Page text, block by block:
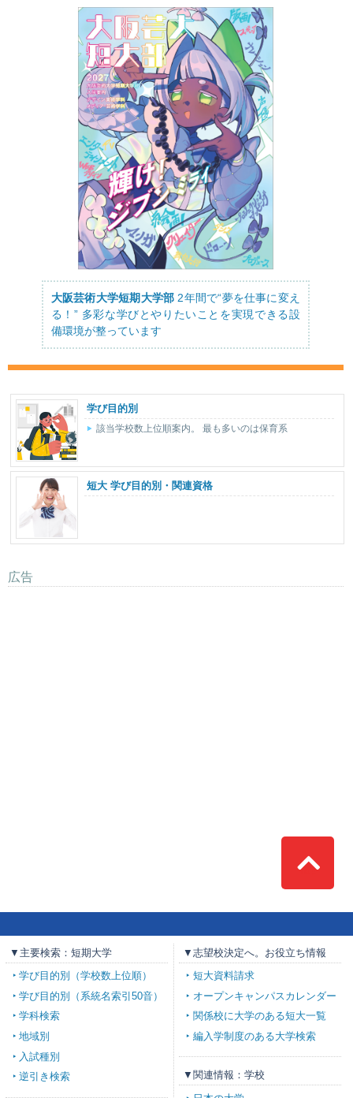
大阪芸術大学短期大学部 2年間で“夢を仕事に変え
る！” 多彩な学びとやりたいことを実現できる設
備環境が整っています
学び目的別
該当学校数上位順案内。 最も多いのは保育系
短大 学び目的別・関連資格
広告
Top
▼主要検索：短期大学
学び目的別（学校数上位順）
学び目的別（系統名索引50音）
学科検索
地域別
入試種別
逆引き検索
▼志望校決定へ。お役立ち情報
短大資料請求
オープンキャンパスカレンダー
関係校に大学のある短大一覧
編入学制度のある大学検索
▼関連情報：学校